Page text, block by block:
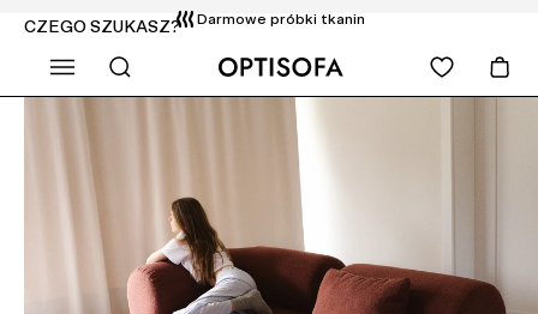
Bezpłatny transport, wniesienie i montaż
Zwrot do 14 dni
CZEGO SZUKASZ?